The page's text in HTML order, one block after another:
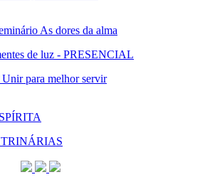
As dores da alma
de luz - PRESENCIAL
Unir para melhor servir